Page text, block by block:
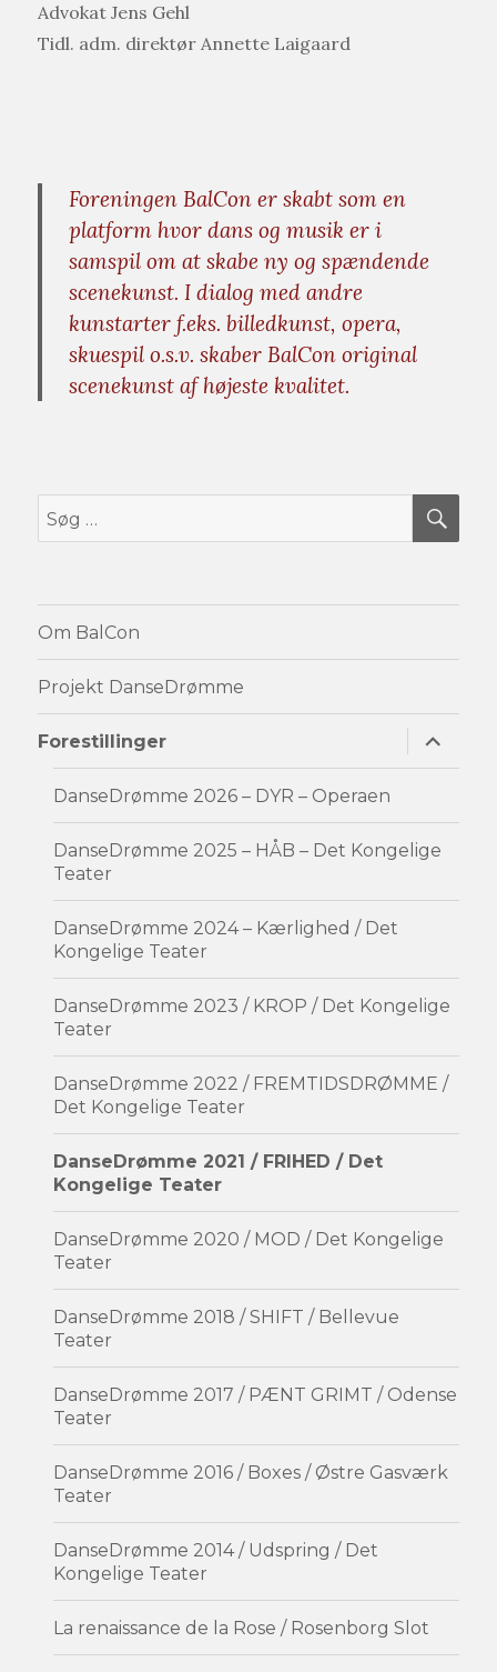
Advokat Jens Gehl
Tidl. adm. direktør Annette Laigaard
Foreningen BalCon er skabt som en
platform hvor dans og musik er i
samspil om at skabe ny og spændende
scenekunst. I dialog med andre
kunstarter f.eks. billedkunst, opera,
skuespil o.s.v. skaber BalCon original
scenekunst af højeste kvalitet.
Søg
efter:
Om BalCon
Projekt DanseDrømme
Forestillinger
udvid
DanseDrømme 2026 – DYR – Operaen
DanseDrømme 2025 – HÅB – Det Kongelige
Teater
DanseDrømme 2024 – Kærlighed / Det
Kongelige Teater
DanseDrømme 2023 / KROP / Det Kongelige
Teater
DanseDrømme 2022 / FREMTIDSDRØMME /
Det Kongelige Teater
DanseDrømme 2021 / FRIHED / Det
Kongelige Teater
DanseDrømme 2020 / MOD / Det Kongelige
Teater
DanseDrømme 2018 / SHIFT / Bellevue
Teater
DanseDrømme 2017 / PÆNT GRIMT / Odense
Teater
DanseDrømme 2016 / Boxes / Østre Gasværk
Teater
DanseDrømme 2014 / Udspring / Det
Kongelige Teater
La renaissance de la Rose / Rosenborg Slot